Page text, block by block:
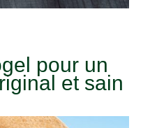
pour un
et sain